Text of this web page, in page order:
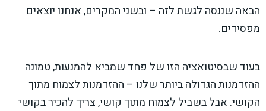
הבאה שננסה לגשת לזה – ובשני המקרים, אנחנו יוצאים
מפסידים.
בעוד שבסיטואציה הזו של פחד שמביא להמנעות, טמונה
ההזדמנות הגדולה ביותר שלנו – ההזדמנות לצמוח מתוך
הקושי. אבל בשביל לצמוח מתוך קושי, צריך להכיר בקושי